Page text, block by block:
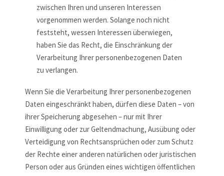
zwischen Ihren und unseren Interessen
vorgenommen werden. Solange noch nicht
feststeht, wessen Interessen überwiegen,
haben Sie das Recht, die Einschränkung der
Verarbeitung Ihrer personenbezogenen Daten
zu verlangen.
Wenn Sie die Verarbeitung Ihrer personenbezogenen
Daten eingeschränkt haben, dürfen diese Daten – von
ihrer Speicherung abgesehen – nur mit Ihrer
Einwilligung oder zur Geltendmachung, Ausübung oder
Verteidigung von Rechtsansprüchen oder zum Schutz
der Rechte einer anderen natürlichen oder juristischen
Person oder aus Gründen eines wichtigen öffentlichen